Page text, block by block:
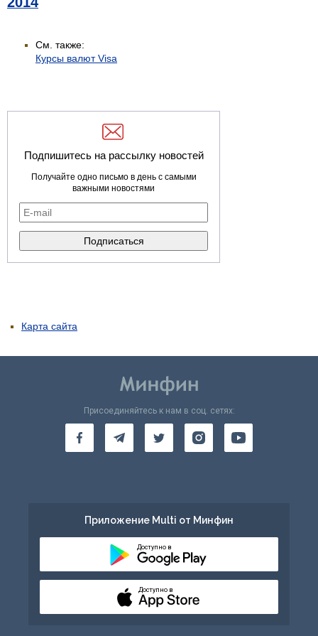
См. также:
Курсы валют Visa
Подпишитесь на рассылку новостей
Получайте одно письмо в день с самыми
важными новостями
Карта сайта
Присоединяйтесь к нам в соц. сетях:
Приложение Multi от Минфин
Доступно в
Доступно в